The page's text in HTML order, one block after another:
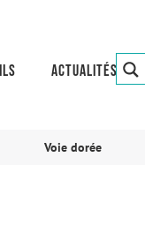
Actualités
Voie dorée